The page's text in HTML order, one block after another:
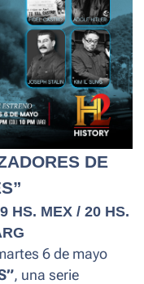
DE
HS. MEX / 20 HS.
6 de mayo
, una serie